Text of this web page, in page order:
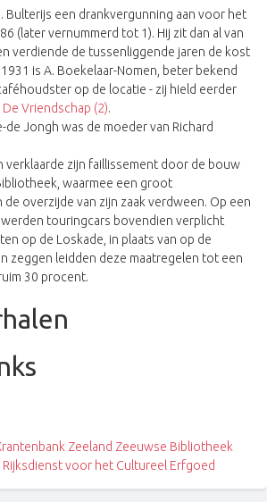
Bulterijs een drankvergunning aan voor het
(later vernummerd tot 1). Hij zit dan al van
verdiende de tussenliggende jaren de kost
is A. Boekelaar-Nomen, beter bekend
op de locatie - zij hield eerder
De Vriendschap (2).
de Jongh was de moeder van Richard
verklaarde zijn faillissement door de bouw
waarmee een groot
de overzijde van zijn zaak verdween. Op een
touringcars bovendien verplicht
op de Loskade, in plaats van op de
zeggen leidden deze maatregelen tot een
30 procent.
Zeeland Zeeuwse Bibliotheek
Rijksdienst voor het Cultureel Erfgoed